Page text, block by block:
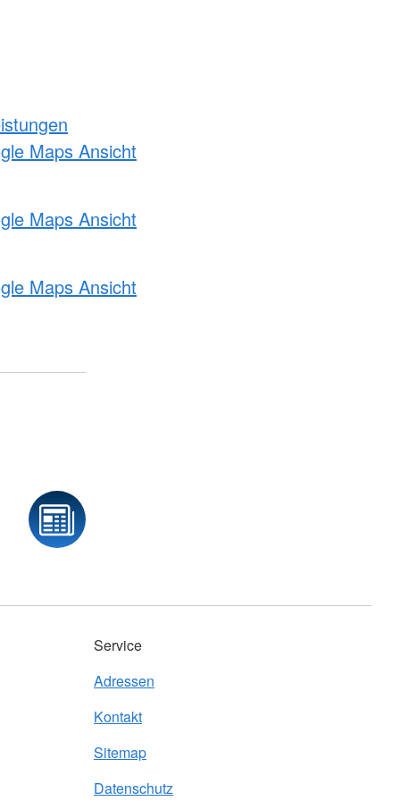
Maps Ansicht
Maps Ansicht
Maps Ansicht
Service
Adressen
Kontakt
Sitemap
Datenschutz